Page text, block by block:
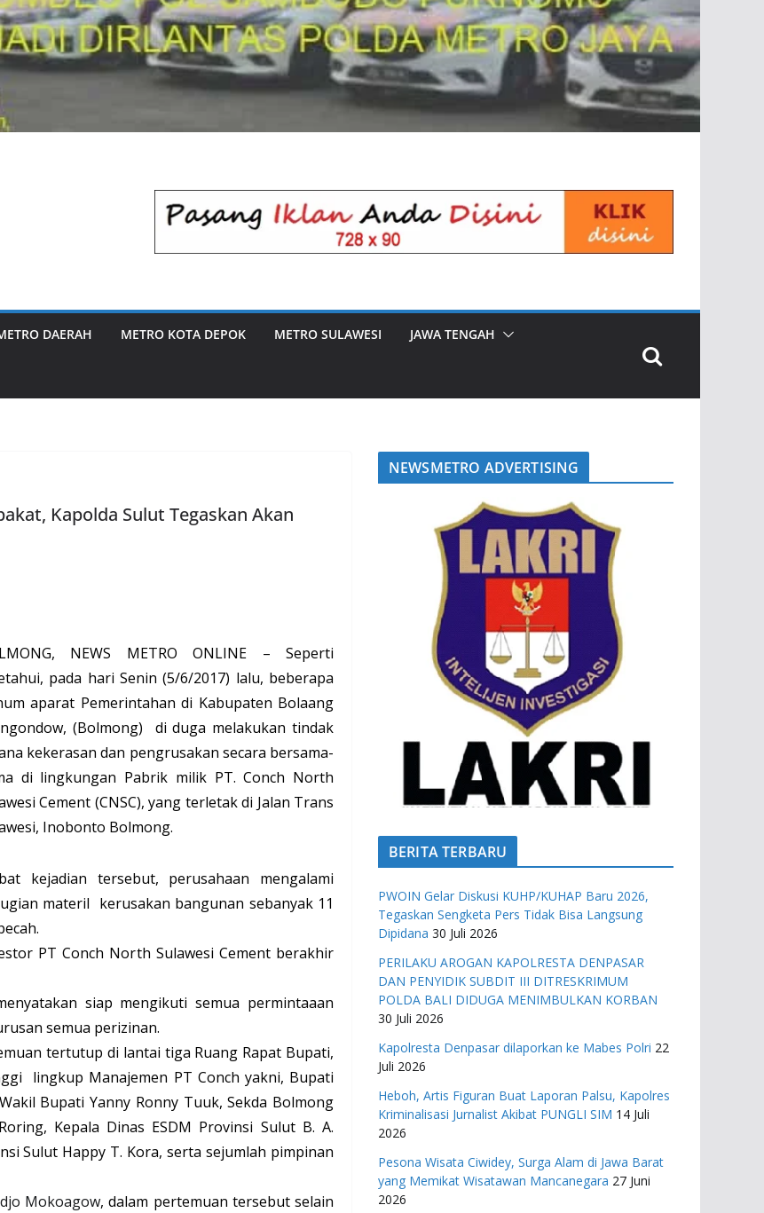
DAERAH METRO KOTA DEPOK METRO SULAWESI JAWA TENGAH
Kapolda Sulut Tegaskan Akan
NEWS METRO ONLINE – Seperti
pada hari Senin (5/6/2017) lalu, beberapa
aparat Pemerintahan di Kabupaten Bolaang
(Bolmong) di duga melakukan tindak
kekerasan dan pengrusakan secara bersama-
di lingkungan Pabrik milik PT. Conch North
Cement (CNSC), yang terletak di Jalan Trans
Inobonto Bolmong.
kejadian tersebut, perusahaan mengalami
materil kerusakan bangunan sebanyak 11
PT Conch North Sulawesi Cement berakhir
siap mengikuti semua permintaaan
semua perizinan.
tertutup di lantai tiga Ruang Rapat Bupati,
lingkup Manajemen PT Conch yakni, Bupati
Wakil Bupati Yanny Ronny Tuuk, Sekda Bolmong
Kepala Dinas ESDM Provinsi Sulut B. A.
Sulut Happy T. Kora, serta sejumlah pimpinan
Mokoagow, dalam pertemuan tersebut selain
NEWSMETRO ADVERTISING
BERITA TERBARU
PWOIN Gelar Diskusi KUHP/KUHAP Baru 2026,
Tegaskan Sengketa Pers Tidak Bisa Langsung
Dipidana 30 Juli 2026
PERILAKU AROGAN KAPOLRESTA DENPASAR
DAN PENYIDIK SUBDIT III DITRESKRIMUM
POLDA BALI DIDUGA MENIMBULKAN KORBAN
30 Juli 2026
Kapolresta Denpasar dilaporkan ke Mabes Polri 22
Juli 2026
Heboh, Artis Figuran Buat Laporan Palsu, Kapolres
Kriminalisasi Jurnalist Akibat PUNGLI SIM 14 Juli
2026
Pesona Wisata Ciwidey, Surga Alam di Jawa Barat
yang Memikat Wisatawan Mancanegara 27 Juni
2026